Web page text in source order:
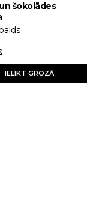
šokolādes
IELIKT GROZĀ